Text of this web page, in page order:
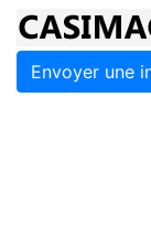
Envoyer une